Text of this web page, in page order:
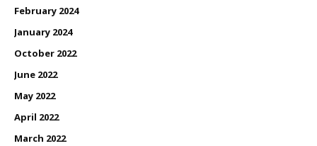
February 2024
January 2024
October 2022
June 2022
May 2022
April 2022
March 2022